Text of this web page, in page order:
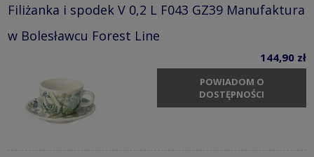
Filiżanka i spodek V 0,2 L F043 GZ39 Manufaktura
w Bolesławcu Forest Line
144,90 zł
POWIADOM O
DOSTĘPNOŚCI